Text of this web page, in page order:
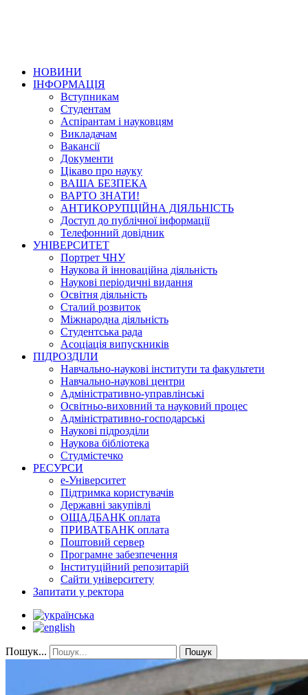
НОВИНИ
ІНФОРМАЦІЯ
Вступникам
Студентам
Аспірантам і науковцям
Викладачам
Вакансії
Документи
Цікаво про науку
ВАША БЕЗПЕКА
ВАРТО ЗНАТИ!
АНТИКОРУПЦІЙНА ДІЯЛЬНІСТЬ
Доступ до публічної інформації
Телефонний довідник
УНІВЕРСИТЕТ
Портрет ЧНУ
Наукова й інноваційна діяльність
Наукові періодичні видання
Освітня діяльність
Сталий розвиток
Міжнародна діяльність
Студентська рада
Асоціація випускників
ПІДРОЗДІЛИ
Навчально-наукові інститути та факультети
Навчально-наукові центри
Адміністративно-управлінські
Освітньо-виховний та науковий процес
Адміністративно-господарські
Наукові підрозділи
Наукова бібліотека
Студмістечко
РЕСУРСИ
е-Університет
Підтримка користувачів
Державні закупівлі
ОЩАДБАНК оплата
ПРИВАТБАНК оплата
Поштовий сервер
Програмне забезпечення
Інституційний репозитарій
Сайти університету
Запитати у ректора
Пошук... Пошук